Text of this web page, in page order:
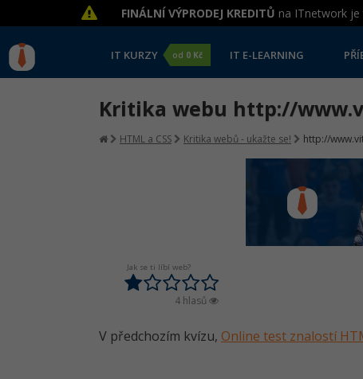
FINÁLNÍ VÝPRODEJ KREDITŮ na ITnetwork je
IT KURZY od 0 Kč IT E-LEARNING
Kritika webu http://
HTML a CSS Kritika webů - ukažte se! http://
Jak se ti líbí web?
4 hlasů
V předchozím kvízu, Online test znalostí